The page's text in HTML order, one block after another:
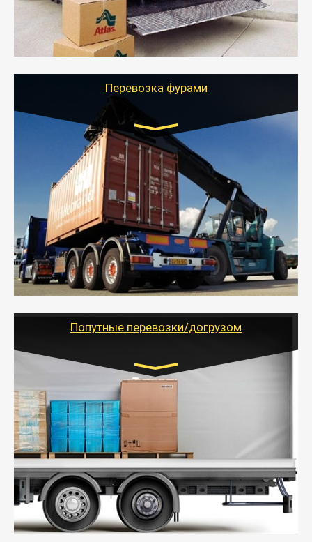
- Тайгер Логистик подберет автотранспорт, быстро и
качественно организует переезд к новому месту
службы или работы с гарантией сохранности груза и
оформлением документов, подтверждающих
Перевозка фурами
Транспорт:
Еврофура Тент от 5 до 10 тонн
грузоподъемность
от 10 000 руб. Возможен догруз
- Доставка фурой до 20 т возможна для больших
объемов грузов, упакованных в коробки, мешки,
паллеты и россыпью в самые отдаленные места
России с гарантией полной сохранности.
- Тайгер Логистик предоставляет услуги по
грузоперевозкам для физических и юридических лиц
Попутные перевозки/догрузом
Транспорт:
Газель (1,5 и 3 тонны), Бычок, Еврофура от 5 до
10 тонн
от 5000 руб. Возможен догруз
- Экономный способ доставить вещи от 200 кг в
другой город - догрузом или попутно. Попутные
грузоперевозки для физлиц, ИП и юрлиц обходятся
дешевле.
- Тайгер Логистик организует доставку
крупногабаритных и личных вещей по нужному